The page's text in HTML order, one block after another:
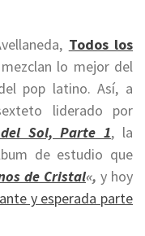
Todos los
lo mejor del
pop latino. Así, a
liderado por
Sol, Parte 1, la
de estudio que
de Cristal«, y hoy
y esperada parte